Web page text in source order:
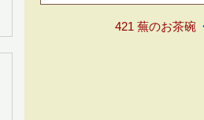
421 蕪のお茶碗